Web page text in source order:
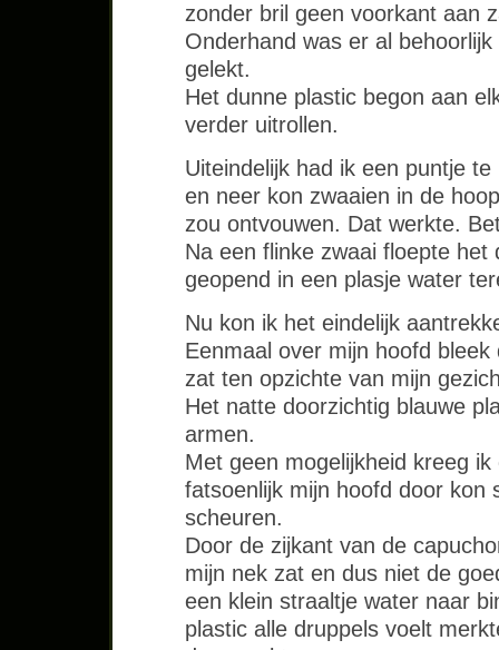
zonder bril geen voorkant aan
Onderhand was er al
gelekt.
Het dunne plastic begon aan
verder uitrollen.
Uiteindelijk had ik een puntje
en neer kon zwaaien in de
zou ontvouwen. Dat werkte.
Na een flinke zwaai floepte
geopend in een plasje water
Nu kon ik het eindelijk
Eenmaal over mijn hoofd
zat ten opzichte van mijn
Het natte doorzichtig blauwe
armen.
Met geen mogelijkheid kreeg
fatsoenlijk mijn hoofd door kon
scheuren.
Door de zijkant van de
mijn nek zat en dus niet de
een klein straaltje water naar
plastic alle druppels voelt